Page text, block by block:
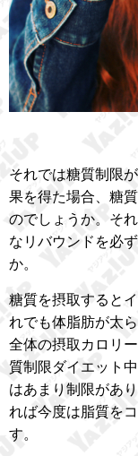
それでは糖質制限
果を得た場合、糖
のでしょうか。そ
なリバウンドを必
か。
糖質を摂取すると
れでも体脂肪が太
全体の摂取カロリ
質制限ダイエット
はあまり制限があ
れば今度は脂質を
す。